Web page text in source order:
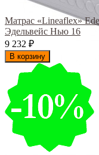
Матрас «Lineaflex»
Эдельвейс Нью 16
9 232 ₽
В корзину